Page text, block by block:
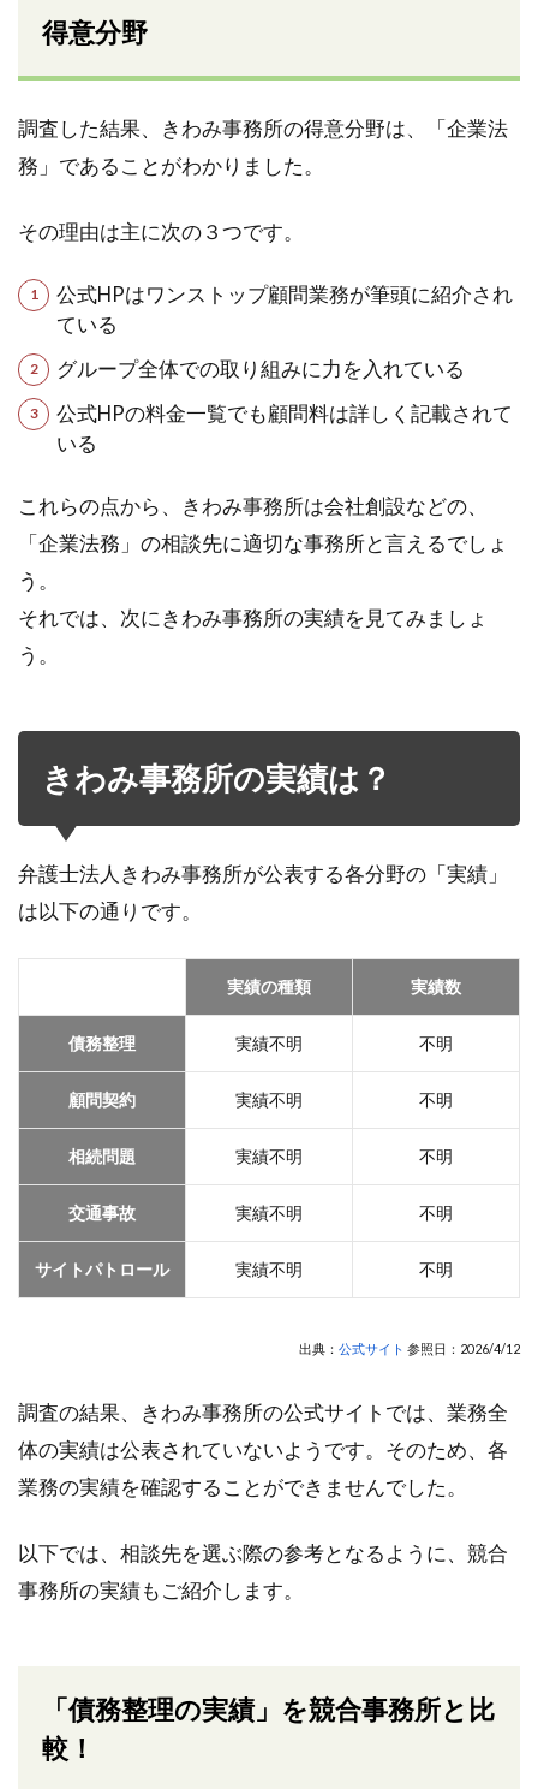
得意分野
調査した結果、きわみ事務所の得意分野は、「企業法
務」であることがわかりました。
その理由は主に次の３つです。
公式HPはワンストップ顧問業務が筆頭に紹介され
ている
グループ全体での取り組みに力を入れている
公式HPの料金一覧でも顧問料は詳しく記載されて
いる
これらの点から、きわみ事務所は会社創設などの、
「企業法務」の相談先に適切な事務所と言えるでしょ
う。
それでは、次にきわみ事務所の実績を見てみましょ
う。
きわみ事務所の実績は？
弁護士法人きわみ事務所が公表する各分野の「実績」
は以下の通りです。
実績の種類 実績数
債務整理 実績不明 不明
顧問契約 実績不明 不明
相続問題 実績不明 不明
交通事故 実績不明 不明
サイトパトロール 実績不明 不明
出典： 公式サイト 参照日：2026/4/12
調査の結果、きわみ事務所の公式サイトでは、業務全
体の実績は公表されていないようです。そのため、各
業務の実績を確認することができませんでした。
以下では、相談先を選ぶ際の参考となるように、競合
事務所の実績もご紹介します。
「債務整理の実績」を競合事務所と比
較！